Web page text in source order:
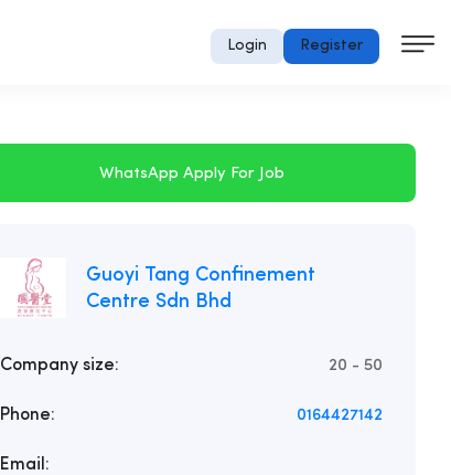
Login Register
WhatsApp Apply For Job
Guoyi Tang Confinement
Centre Sdn Bhd
Company size: 20 - 50
Phone: 0164427142
Email: